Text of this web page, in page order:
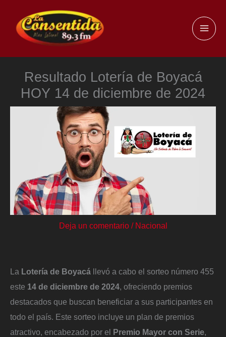
contenido
Resultado Lotería de Boyacá
HOY 14 de diciembre de 2024
Deja un comentario / Nacional
La Lotería de Boyacá llevó a cabo el sorteo número 455
este 14 de diciembre de 2024, ofreciendo premios
destacados que buscan beneficiar a sus participantes en
todo el país. Este sorteo incluye un plan de premios
atractivo, encabezado por el Premio Mayor con Serie,